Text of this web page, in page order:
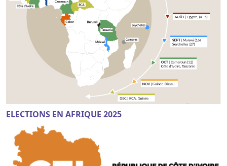
ELECTIONS EN AFRIQUE 2025